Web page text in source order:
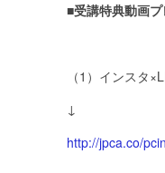
■受講特典動画プ
（1）インスタ
↓
http://jpca.co/